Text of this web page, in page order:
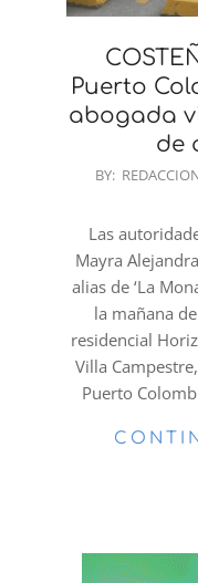
Puerto
abogada
de
2026-
BY:
Las
Mayra
alias de ‘La
la mañana
residencial
Villa
Puerto